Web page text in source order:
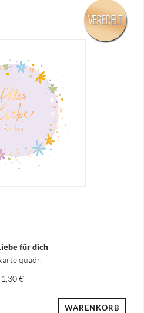
für dich
quadr.
1,30 €
VEREDELT
WARENKORB